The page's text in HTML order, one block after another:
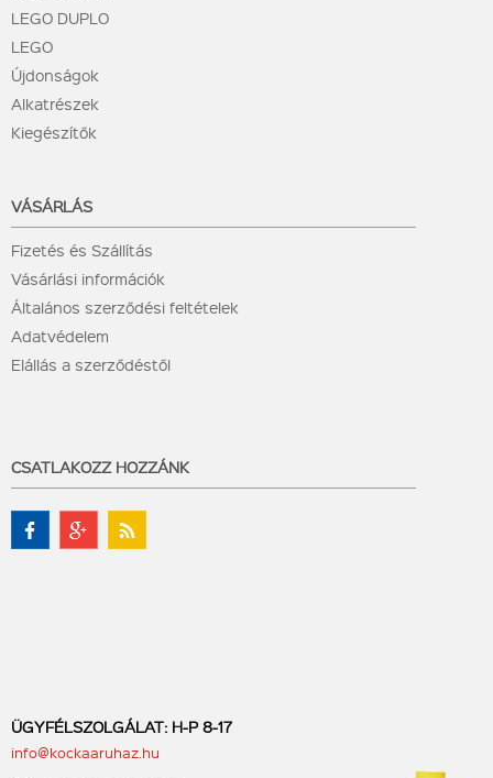
LEGO DUPLO
LEGO
Újdonságok
Alkatrészek
Kiegészítők
VÁSÁRLÁS
Fizetés és Szállítás
Vásárlási információk
Általános szerződési feltételek
Adatvédelem
Elállás a szerződéstől
CSATLAKOZZ HOZZÁNK
ÜGYFÉLSZOLGÁLAT: H-P 8-17
info@kockaaruhaz.hu